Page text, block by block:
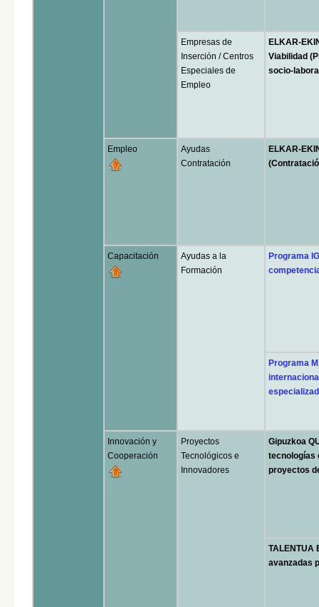
Empresas de
Inserción / Centros
Especiales de
Empleo
ELKAR-
Viabilidad
socio-
Empleo
Ayudas
Contratación
ELKAR-
Capacitación
Ayudas a la
Formación
Programa
Programa
Innovación y
Cooperación
Proyectos
Tecnológicos e
Innovadores
Gipuzkoa
tecnologías
proyectos
TALENTUA
avanzadas